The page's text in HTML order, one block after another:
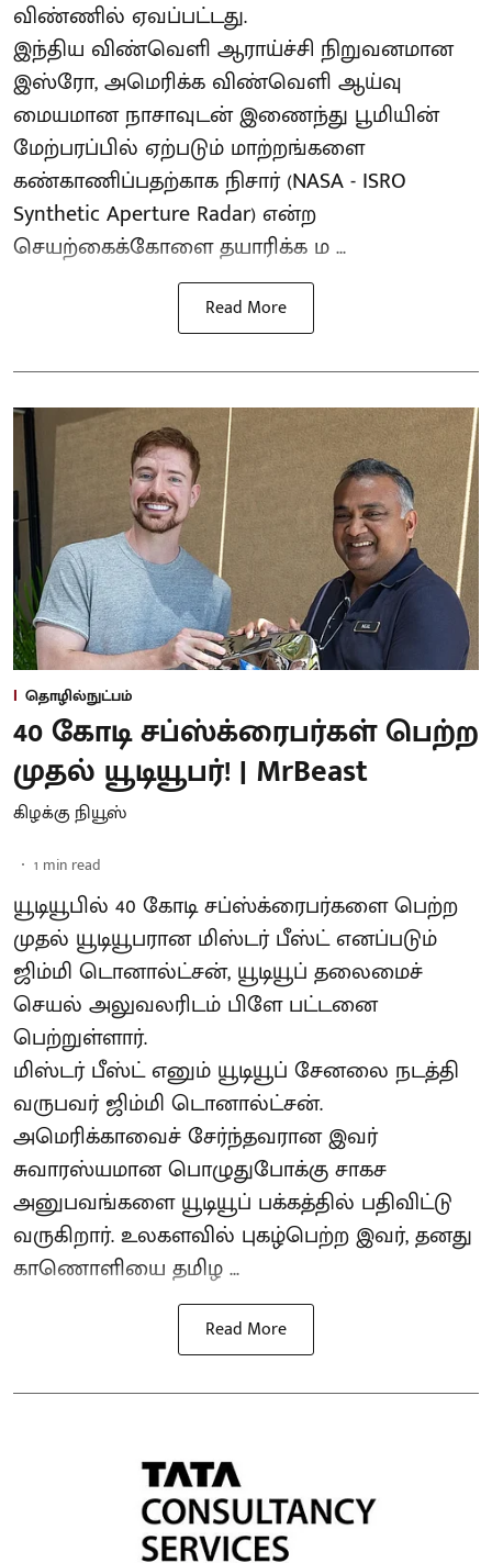
விண்ணில் ஏவப்பட்டது.
இந்திய விண்வெளி ஆராய்ச்சி நிறுவனமான
இஸ்ரோ, அமெரிக்க விண்வெளி ஆய்வு
மையமான நாசாவுடன் இணைந்து பூமியின்
மேற்பரப்பில் ஏற்படும் மாற்றங்களை
கண்காணிப்பதற்காக நிசார் (NASA - ISRO
Synthetic Aperture Radar) என்ற
செயற்கைக்கோளை தயாரிக்க ம ...
Read More
தொழில்நுட்பம்
40 கோடி சப்ஸ்க்ரைபர்கள் பெற்ற
முதல் யூடியூபர்! | MrBeast
கிழக்கு நியூஸ்
1 min read
யூடியூபில் 40 கோடி சப்ஸ்க்ரைபர்களை பெற்ற
முதல் யூடியூபரான மிஸ்டர் பீஸ்ட் எனப்படும்
ஜிம்மி டொனால்ட்சன், யூடியூப் தலைமைச்
செயல் அலுவலரிடம் பிளே பட்டனை
பெற்றுள்ளார்.
மிஸ்டர் பீஸ்ட் எனும் யூடியூப் சேனலை நடத்தி
வருபவர் ஜிம்மி டொனால்ட்சன்.
அமெரிக்காவைச் சேர்ந்தவரான இவர்
சுவாரஸ்யமான பொழுதுபோக்கு சாகச
அனுபவங்களை யூடியூப் பக்கத்தில் பதிவிட்டு
வருகிறார். உலகளவில் புகழ்பெற்ற இவர், தனது
காணொளியை தமிழ ...
Read More